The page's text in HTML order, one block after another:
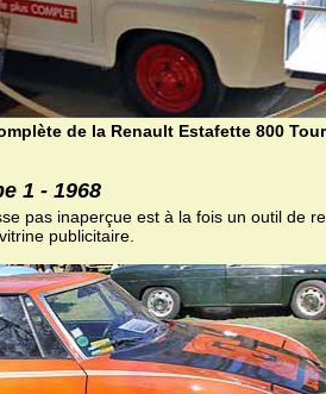
de la Renault Estafette 800
1 - 1968
pas inaperçue est à la fois un outil de
publicitaire.